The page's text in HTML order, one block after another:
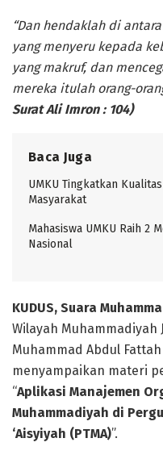
“Dan hendaklah di
yang menyeru kepada
yang makruf, dan
mereka itulah orang-
Surat Ali Imron : 104)
Baca Juga
UMKU Tingkatkan
Masyarakat
Mahasiswa UMKU Raih 2
Nasional
KUDUS, Suara
Wilayah Muhammadiyah
Muhammad Abdul Fattah
menyampaikan materi
“Aplikasi Manajemen
Muhammadiyah di
‘Aisyiyah (PTMA)”.